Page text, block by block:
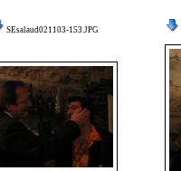
SEsalaud021103-153.JPG